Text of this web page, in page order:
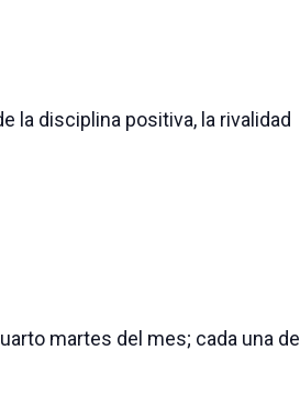
la disciplina positiva, la rivalidad
martes del mes; cada una de